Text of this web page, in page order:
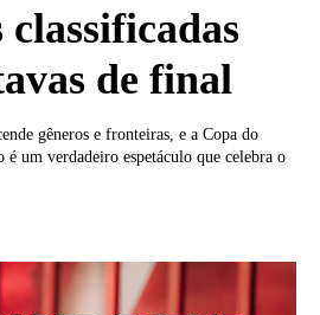
classificadas
de final
gêneros e fronteiras, e a Copa do
um verdadeiro espetáculo que celebra o